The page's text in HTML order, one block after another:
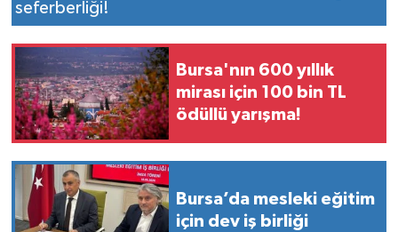
Bursa'nın 600 yıllık
mirası için 100 bin TL
ödüllü yarışma!
Bursa’da mesleki eğitim
için dev iş birliği